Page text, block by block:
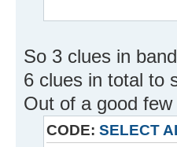
So 3 clues in
6 clues in total to
Out of a good
CODE: SELECT